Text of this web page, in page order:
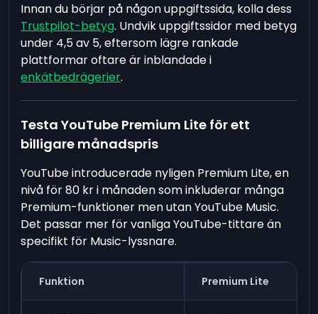
Innan du börjar på någon uppgiftssida, kolla dess
Trustpilot-betyg. Undvik uppgiftssidor med betyg
under 4,5 av 5, eftersom lägre rankade
plattformar oftare är inblandade i
enkätbedrägerier.
Testa YouTube Premium Lite för ett
billigare månadspris
YouTube introducerade nyligen Premium Lite, en
nivå för 80 kr i månaden som inkluderar många
Premium-funktioner men utan YouTube Music.
Det passar mer för vanliga YouTube-tittare än
specifikt för Music-lyssnare.
Funktion Premium Lite